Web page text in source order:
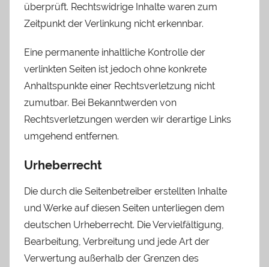
überprüft. Rechtswidrige Inhalte waren zum
Zeitpunkt der Verlinkung nicht erkennbar.
Eine permanente inhaltliche Kontrolle der
verlinkten Seiten ist jedoch ohne konkrete
Anhaltspunkte einer Rechtsverletzung nicht
zumutbar. Bei Bekanntwerden von
Rechtsverletzungen werden wir derartige Links
umgehend entfernen.
Urheberrecht
Die durch die Seitenbetreiber erstellten Inhalte
und Werke auf diesen Seiten unterliegen dem
deutschen Urheberrecht. Die Vervielfältigung,
Bearbeitung, Verbreitung und jede Art der
Verwertung außerhalb der Grenzen des